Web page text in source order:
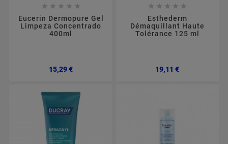
    
Eucerin Dermopure Gel
Limpeza Concentrado
400ml
15,29 €Preço
    
Esthederm
Démaquillant Haute
Tolérance 125 ml
19,11 €Preço